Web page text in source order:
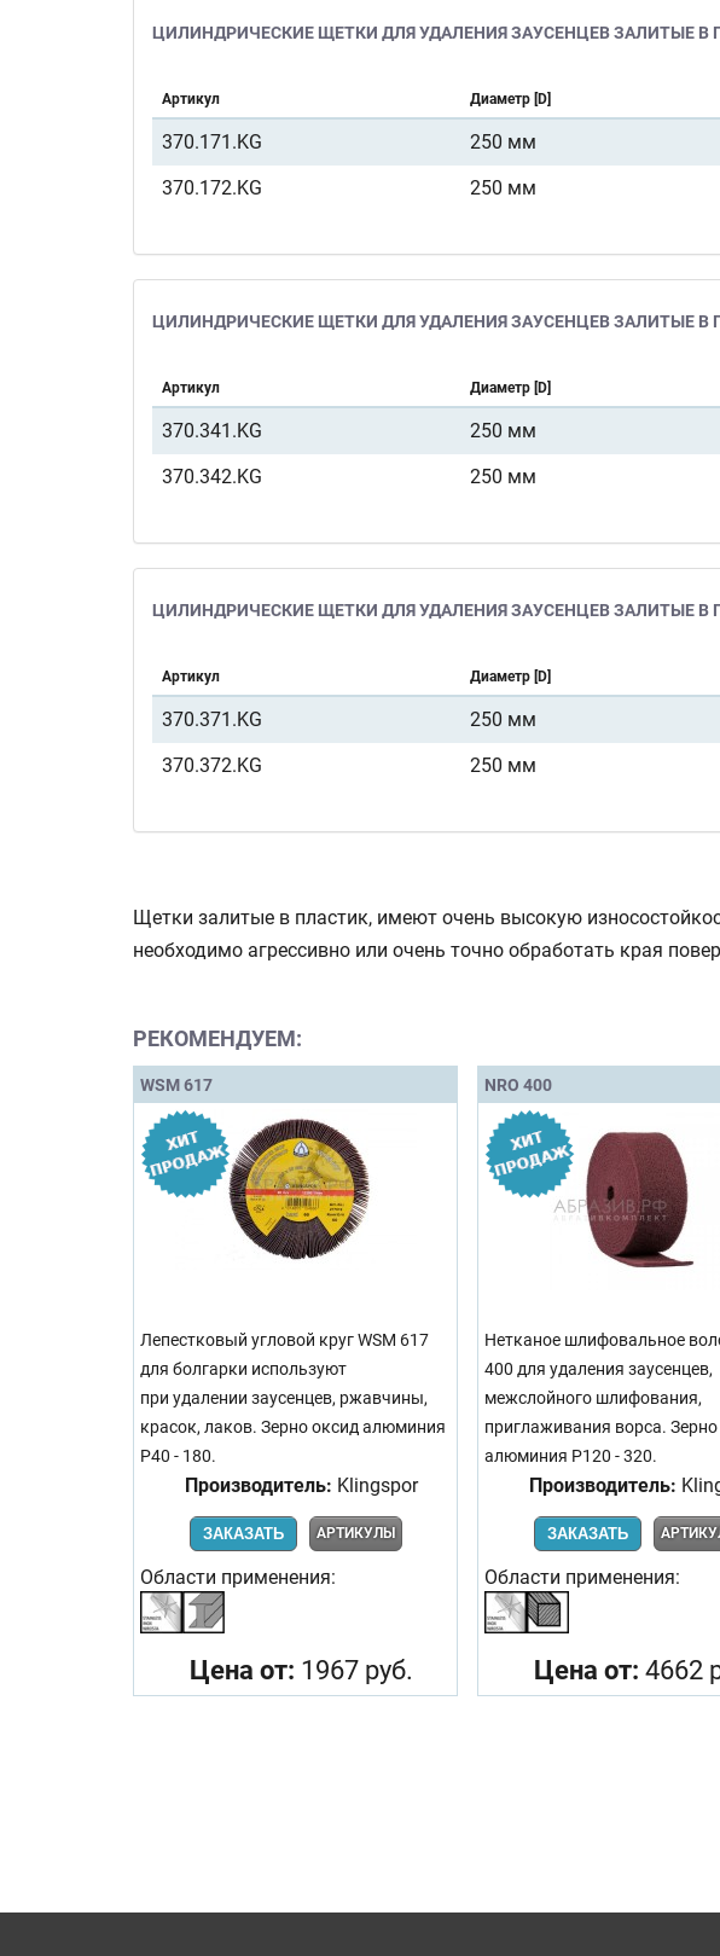
ЦИЛИНДРИЧЕСКИЕ ЩЕТКИ ДЛЯ УДАЛЕНИЯ ЗАУСЕНЦЕВ ЗАЛИТЫЕ В
Артикул Диаметр [D]
370.171.KG 250 мм
370.172.KG
250 мм
ЦИЛИНДРИЧЕСКИЕ ЩЕТКИ ДЛЯ УДАЛЕНИЯ ЗАУСЕНЦЕВ ЗАЛИТЫЕ В
Артикул Диаметр [D]
370.341.KG 250 мм
370.342.KG
250 мм
ЦИЛИНДРИЧЕСКИЕ ЩЕТКИ ДЛЯ УДАЛЕНИЯ ЗАУСЕНЦЕВ ЗАЛИТЫЕ В
Артикул Диаметр [D]
370.371.KG 250 мм
370.372.KG
250 мм
Щетки залитые в пластик, имеют очень высокую
необходимо агрессивно или очень точно обработать края
РЕКОМЕНДУЕМ:
WSM 617
Лепестковый угловой круг WSM 617
для болгарки используют
при удалении заусенцев, ржавчины,
красок, лаков. Зерно оксид алюминия
Р40 - 180.
Производитель: Klingspor
ЗАКАЗАТЬ АРТИКУЛЫ
Области применения:
Цена от: 1967 руб.
NRO 400
Нетканое шлифовальное
400 для удаления заусенцев,
межслойного шлифования,
приглаживания ворса.
алюминия P120 - 320.
Производитель:
ЗАКАЗАТЬ
Области применения:
Цена от: 4662